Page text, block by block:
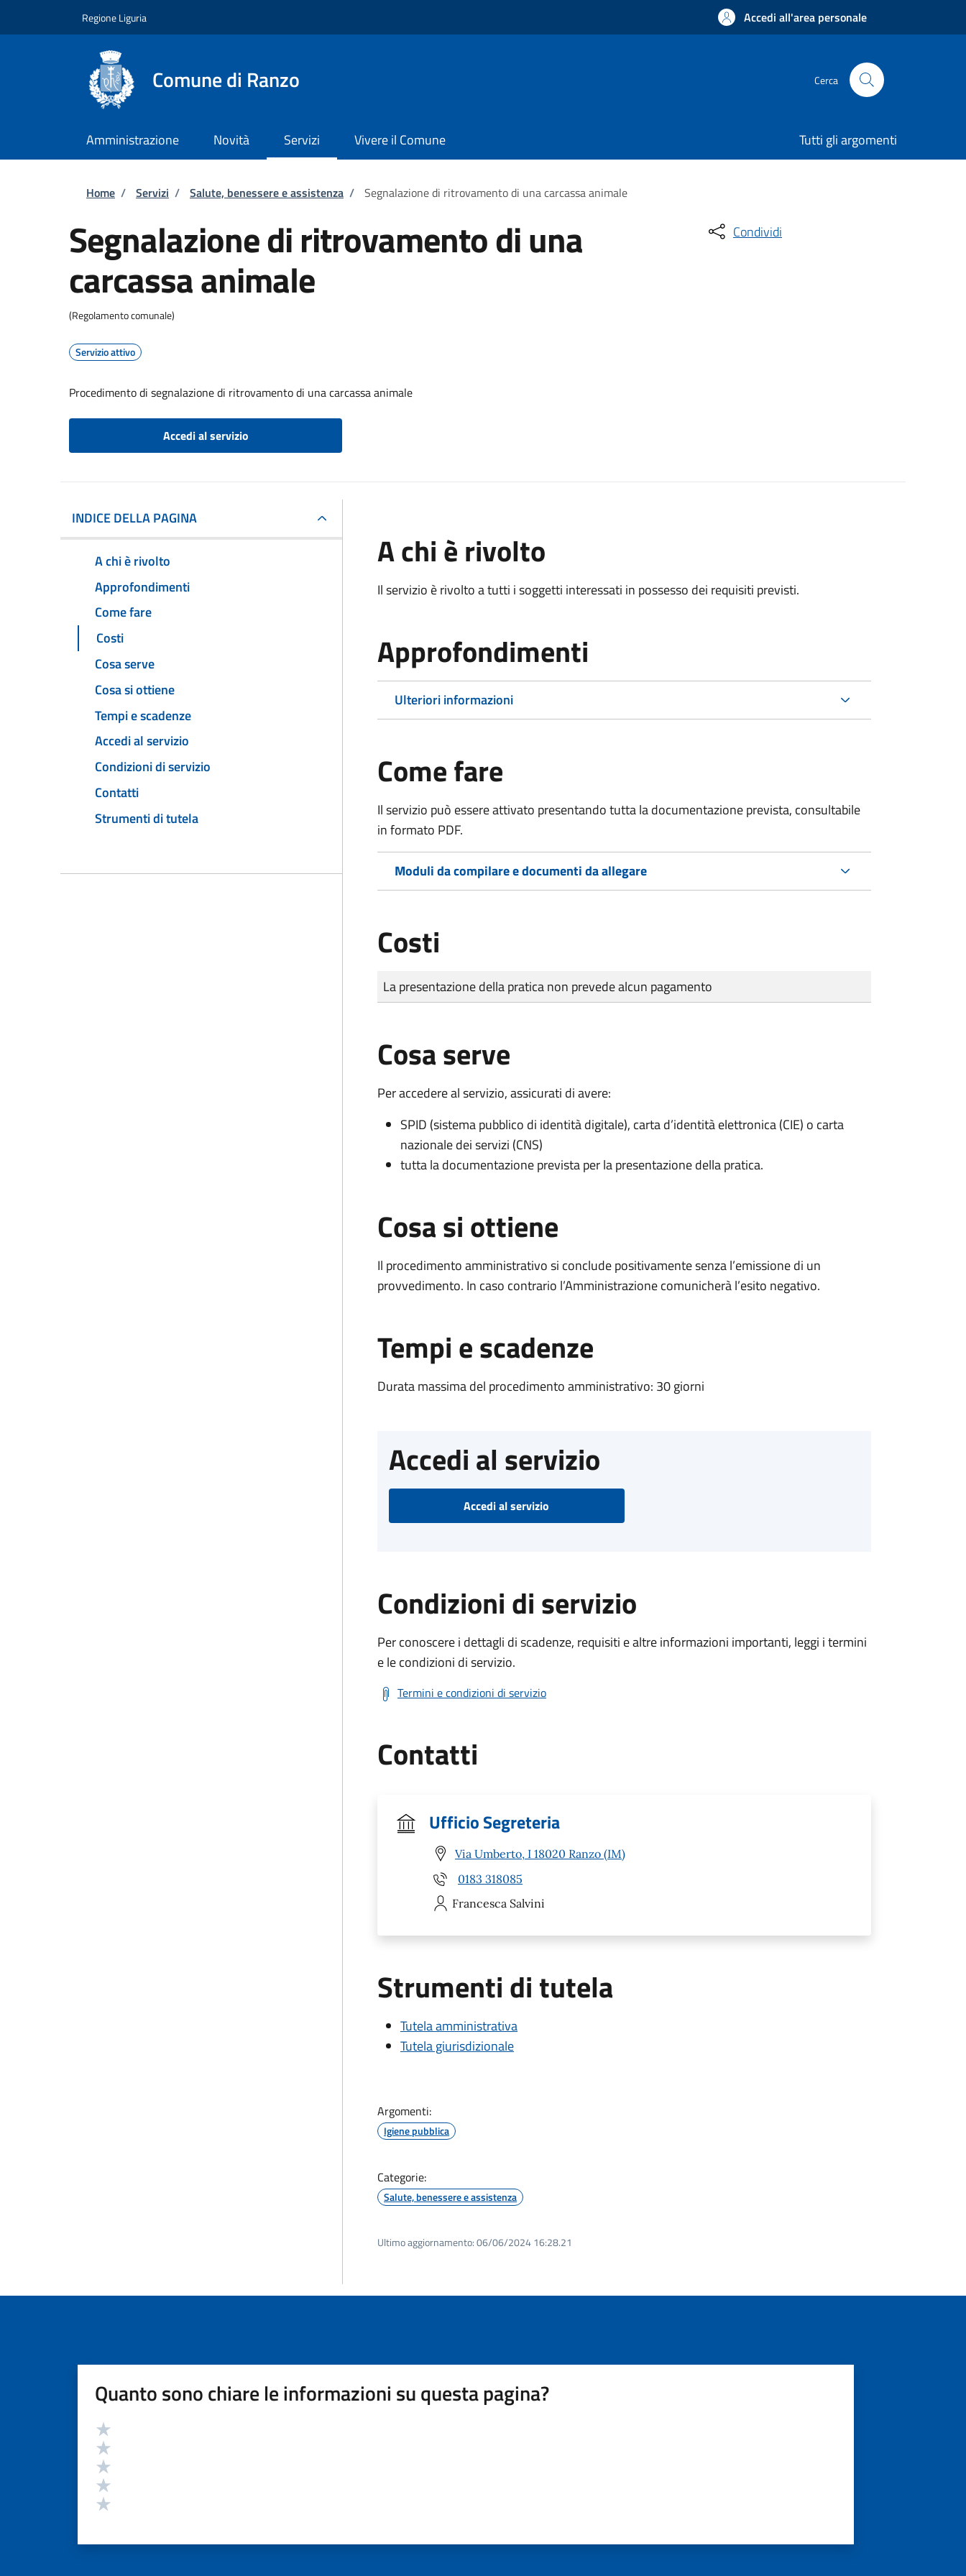
Regione Liguria Accedi all'area personale
Comune di Ranzo Cerca
Amministrazione Novità Servizi Vivere il Comune Tutti gli argomenti
Briciole di pane
Home / Servizi / Salute, benessere e assistenza / Segnalazione di ritrovamento di una carcassa animale
Segnalazione di ritrovamento di una
carcassa animale
(Regolamento comunale)
Servizio attivo
Procedimento di segnalazione di ritrovamento di una carcassa animale
Accedi al servizio
Condividi
INDICE DELLA PAGINA
A chi è rivolto
Approfondimenti
Come fare
Costi
Cosa serve
Cosa si ottiene
Tempi e scadenze
Accedi al servizio
Condizioni di servizio
Contatti
Strumenti di tutela
A chi è rivolto
Il servizio è rivolto a tutti i soggetti interessati in possesso dei requisiti previsti.
Approfondimenti
Ulteriori informazioni
Come fare
Il servizio può essere attivato presentando tutta la documentazione prevista, consultabile
in formato PDF.
Moduli da compilare e documenti da allegare
Costi
Tipo di pagamento
Importo
La presentazione della pratica non prevede alcun pagamento
Cosa serve
Per accedere al servizio, assicurati di avere:
SPID (sistema pubblico di identità digitale), carta d’identità elettronica (CIE) o carta
nazionale dei servizi (CNS)
tutta la documentazione prevista per la presentazione della pratica.
Cosa si ottiene
Il procedimento amministrativo si conclude positivamente senza l’emissione di un
provvedimento. In caso contrario l’Amministrazione comunicherà l’esito negativo.
Tempi e scadenze
Durata massima del procedimento amministrativo: 30 giorni
Accedi al servizio
Accedi al servizio
Condizioni di servizio
Per conoscere i dettagli di scadenze, requisiti e altre informazioni importanti, leggi i termini
e le condizioni di servizio.
Termini e condizioni di servizio
Contatti
Ufficio Segreteria
Via Umberto, I 18020 Ranzo (IM)
0183 318085
Francesca Salvini
Strumenti di tutela
Tutela amministrativa
Tutela giurisdizionale
Argomenti:
Igiene pubblica
Categorie:
Salute, benessere e assistenza
Ultimo aggiornamento:06/06/2024 16:28.21
Quanto sono chiare le informazioni su questa pagina?
Valutazione